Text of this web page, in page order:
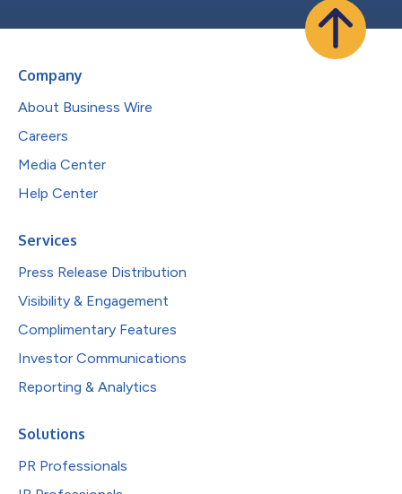
Company
About Business Wire
Careers
Media Center
Help Center
Services
Press Release Distribution
Visibility & Engagement
Complimentary Features
Investor Communications
Reporting & Analytics
Solutions
PR Professionals